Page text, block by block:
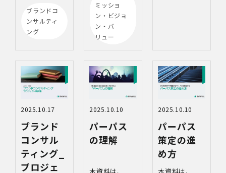
ブランドコ
ンサルティ
ング
ミッショ
ン・ビジョ
ン・バ
リュー
2025.10.17
ブランド
コンサル
ティング_
プロジェ
2025.10.10
パーパス
の理解
2025.10.10
パーパス
策定の進
め方